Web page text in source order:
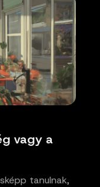
vagy a
tanulnak,